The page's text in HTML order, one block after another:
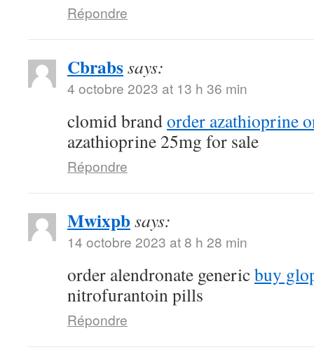
Répondre
Cbrabssays:
4 octobre 2023 at 13 h 36 min
clomid brandorder azathioprine
azathioprine 25mg for sale
Répondre
Mwixpbsays:
14 octobre 2023 at 8 h 28 min
order alendronate genericbuy
nitrofurantoin pills
Répondre